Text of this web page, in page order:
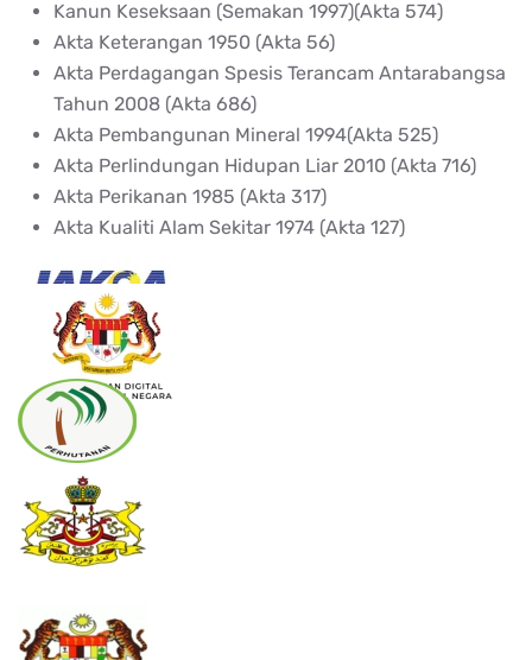
Kanun Keseksaan (Semakan 1997)(Akta 574)
Akta Keterangan 1950 (Akta 56)
Akta Perdagangan Spesis Terancam Antarabangsa
Tahun 2008 (Akta 686)
Akta Pembangunan Mineral 1994(Akta 525)
Akta Perlindungan Hidupan Liar 2010 (Akta 716)
Akta Perikanan 1985 (Akta 317)
Akta Kualiti Alam Sekitar 1974 (Akta 127)